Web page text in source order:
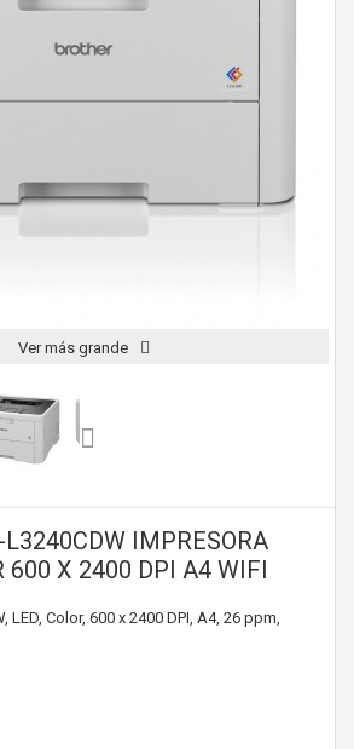
Ver más grande
IMPRESORA
600 X 2400 DPI A4 WIFI
LED, Color, 600 x 2400 DPI, A4, 26 ppm,